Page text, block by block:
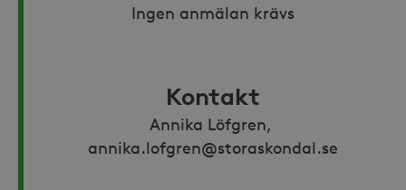
Ingen anmälan krävs
Kontakt
Annika Löfgren,
annika.lofgren@storaskondal.se